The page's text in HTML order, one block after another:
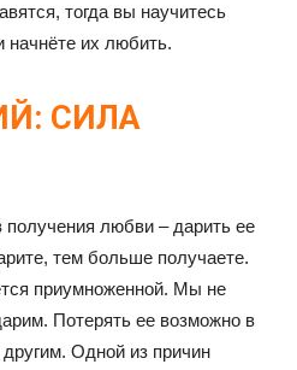
тогда вы научитесь
их любить.
СИЛА
получения любви – дарить ее
тем больше получаете.
приумноженной. Мы не
Потерять ее возможно в
Одной из причин